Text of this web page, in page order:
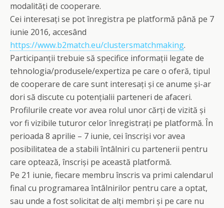
modalități de cooperare.
Cei interesați se pot înregistra pe platformă până pe 7
iunie 2016, accesând
https://www.b2match.eu/clustersmatchmaking.
Participanții trebuie să specifice informații legate de
tehnologia/produsele/expertiza pe care o oferă, tipul
de cooperare de care sunt interesați și ce anume și-ar
dori să discute cu potențialii parteneri de afaceri.
Profilurile create vor avea rolul unor cărți de vizită și
vor fi vizibile tuturor celor înregistrați pe platformă. În
perioada 8 aprilie – 7 iunie, cei înscriși vor avea
posibilitatea de a stabili întâlniri cu partenerii pentru
care optează, înscriși pe această platformă.
Pe 21 iunie, fiecare membru înscris va primi calendarul
final cu programarea întâlnirilor pentru care a optat,
sau unde a fost solicitat de alți membri și pe care nu